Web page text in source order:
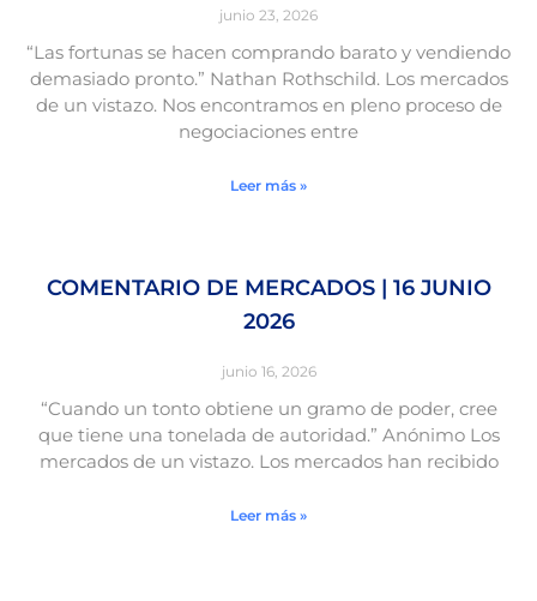
junio 23, 2026
“Las fortunas se hacen comprando barato y vendiendo
demasiado pronto.” Nathan Rothschild. Los mercados
de un vistazo. Nos encontramos en pleno proceso de
negociaciones entre
Leer más »
COMENTARIO DE MERCADOS | 16 JUNIO
2026
junio 16, 2026
“Cuando un tonto obtiene un gramo de poder, cree
que tiene una tonelada de autoridad.” Anónimo Los
mercados de un vistazo. Los mercados han recibido
Leer más »